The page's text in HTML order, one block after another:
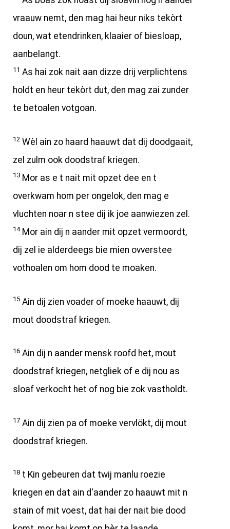
vraauw nemt, den mag hai heur niks tekòrt
doun, wat etendrinken, klaaier of biesloap,
aanbelangt.
11 As hai zok nait aan dizze drij verplichtens
holdt en heur tekòrt dut, den mag zai zunder
te betoalen votgoan.
12 Wèl ain zo haard haauwt dat dij doodgaait,
zel zulm ook doodstraf kriegen.
13 Mor as e t nait mit opzet dee en t
overkwam hom per ongelok, den mag e
vluchten noar n stee dij ik joe aanwiezen zel.
14Mor ain dij n aander mit opzet vermoordt,
dij zel ie alderdeegs bie mien ovverstee
vothoalen om hom dood te moaken.
15 Ain dij zien voader of moeke haauwt, dij
mout doodstraf kriegen.
16 Ain dij n aander mensk roofd het, mout
doodstraf kriegen, netgliek of e dij nou as
sloaf verkocht het of nog bie zok vastholdt.
17 Ain dij zien pa of moeke vervlökt, dij mout
doodstraf kriegen.
18 t Kin gebeuren dat twij manlu roezie
kriegen en dat ain d'aander zo haauwt mit n
stain of mit voest, dat hai der nait bie dood